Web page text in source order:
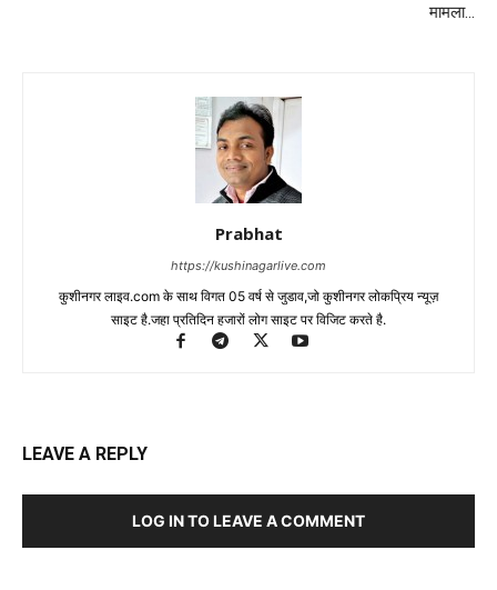
मामला…
Prabhat
https://kushinagarlive.com
कुशीनगर लाइव.com के साथ विगत 05 वर्ष से जुडाव,जो कुशीनगर लोकप्रिय न्यूज़
साइट है.जहा प्रतिदिन हजारों लोग साइट पर विजिट करते है.
LEAVE A REPLY
LOG IN TO LEAVE A COMMENT